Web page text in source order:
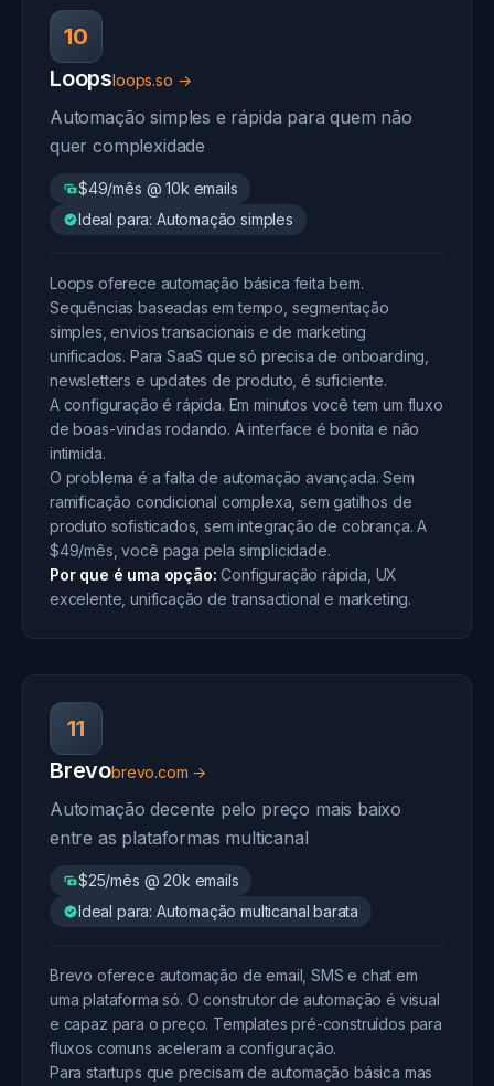
10
Loopsloops.so →
Automação simples e rápida para quem não
quer complexidade
$49/mês @ 10k emails
Ideal para: Automação simples
Loops oferece automação básica feita bem.
Sequências baseadas em tempo, segmentação
simples, envios transacionais e de marketing
unificados. Para SaaS que só precisa de onboarding,
newsletters e updates de produto, é suficiente.
A configuração é rápida. Em minutos você tem um fluxo
de boas-vindas rodando. A interface é bonita e não
intimida.
O problema é a falta de automação avançada. Sem
ramificação condicional complexa, sem gatilhos de
produto sofisticados, sem integração de cobrança. A
$49/mês, você paga pela simplicidade.
Por que é uma opção: Configuração rápida, UX
excelente, unificação de transactional e marketing.
11
Brevobrevo.com →
Automação decente pelo preço mais baixo
entre as plataformas multicanal
$25/mês @ 20k emails
Ideal para: Automação multicanal barata
Brevo oferece automação de email, SMS e chat em
uma plataforma só. O construtor de automação é visual
e capaz para o preço. Templates pré-construídos para
fluxos comuns aceleram a configuração.
Para startups que precisam de automação básica mas